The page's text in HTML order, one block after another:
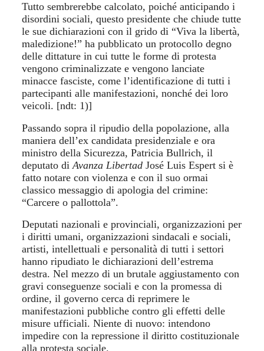
Tutto sembrerebbe calcolato, poiché anticipando i
disordini sociali, questo presidente che chiude tutte
le sue dichiarazioni con il grido di “Viva la libertà,
maledizione!” ha pubblicato un protocollo degno
delle dittature in cui tutte le forme di protesta
vengono criminalizzate e vengono lanciate
minacce fasciste, come l’identificazione di tutti i
partecipanti alle manifestazioni, nonché dei loro
veicoli. [ndt: 1)]
Passando sopra il ripudio della popolazione, alla
maniera dell’ex candidata presidenziale e ora
ministro della Sicurezza, Patricia Bullrich, il
deputato diAvanza Libertad José Luis Espert si è
fatto notare con violenza e con il suo ormai
classico messaggio di apologia del crimine:
“Carcere o pallottola”.
Deputati nazionali e provinciali, organizzazioni per
i diritti umani, organizzazioni sindacali e sociali,
artisti, intellettuali e personalità di tutti i settori
hanno ripudiato le dichiarazioni dell’estrema
destra. Nel mezzo di un brutale aggiustamento con
gravi conseguenze sociali e con la promessa di
ordine, il governo cerca di reprimere le
manifestazioni pubbliche contro gli effetti delle
misure ufficiali. Niente di nuovo: intendono
impedire con la repressione il diritto costituzionale
alla protesta sociale.